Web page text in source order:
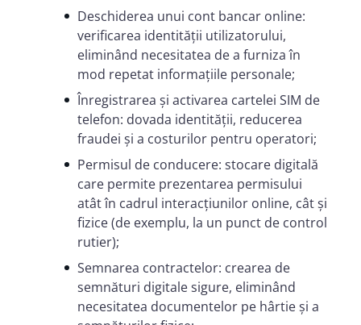
Deschiderea unui cont bancar online:
verificarea identității utilizatorului,
eliminând necesitatea de a furniza în
mod repetat informațiile personale;
Înregistrarea și activarea cartelei SIM de
telefon: dovada identității, reducerea
fraudei și a costurilor pentru operatori;
Permisul de conducere: stocare digitală
care permite prezentarea permisului
atât în cadrul interacțiunilor online, cât și
fizice (de exemplu, la un punct de control
rutier);
Semnarea contractelor: crearea de
semnături digitale sigure, eliminând
necesitatea documentelor pe hârtie și a